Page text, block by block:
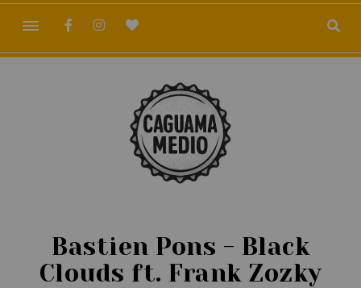
Bastien Pons - Black
Clouds ft. Frank Zozky